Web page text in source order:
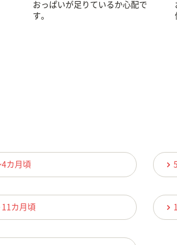
おっぱいが足りているか心配で
す。
4カ月頃
11カ月頃